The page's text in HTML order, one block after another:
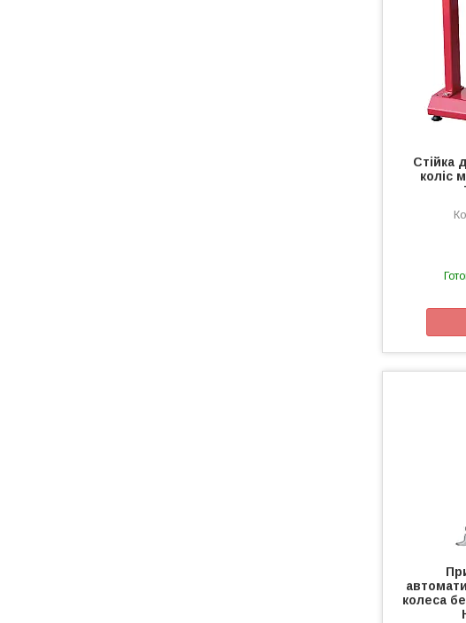
Стійка
коліс
колеса